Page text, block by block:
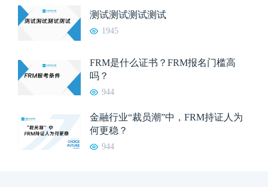
测试测试测试测试
1945
FRM是什么证书？FRM报名门槛高
吗？
944
金融行业“裁员潮”中，FRM持证人为
何更稳？
944